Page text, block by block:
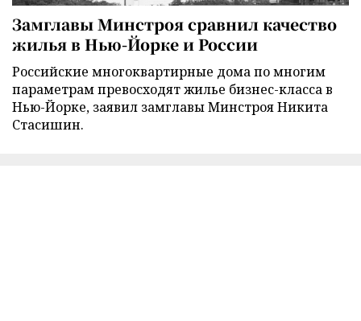
Замглавы Минстроя сравнил качество
жилья в Нью-Йорке и России
Российские многоквартирные дома по многим
параметрам превосходят жилье бизнес-класса в
Нью-Йорке, заявил замглавы Минстроя Никита
Стасишин.